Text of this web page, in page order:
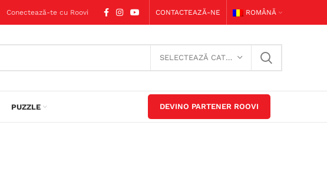
Conectează-te cu Roovi CONTACTEAZĂ-NE ROMÂNĂ
SELECTEAZĂ CATEGORIA
PUZZLE DEVINO PARTENER ROOVI